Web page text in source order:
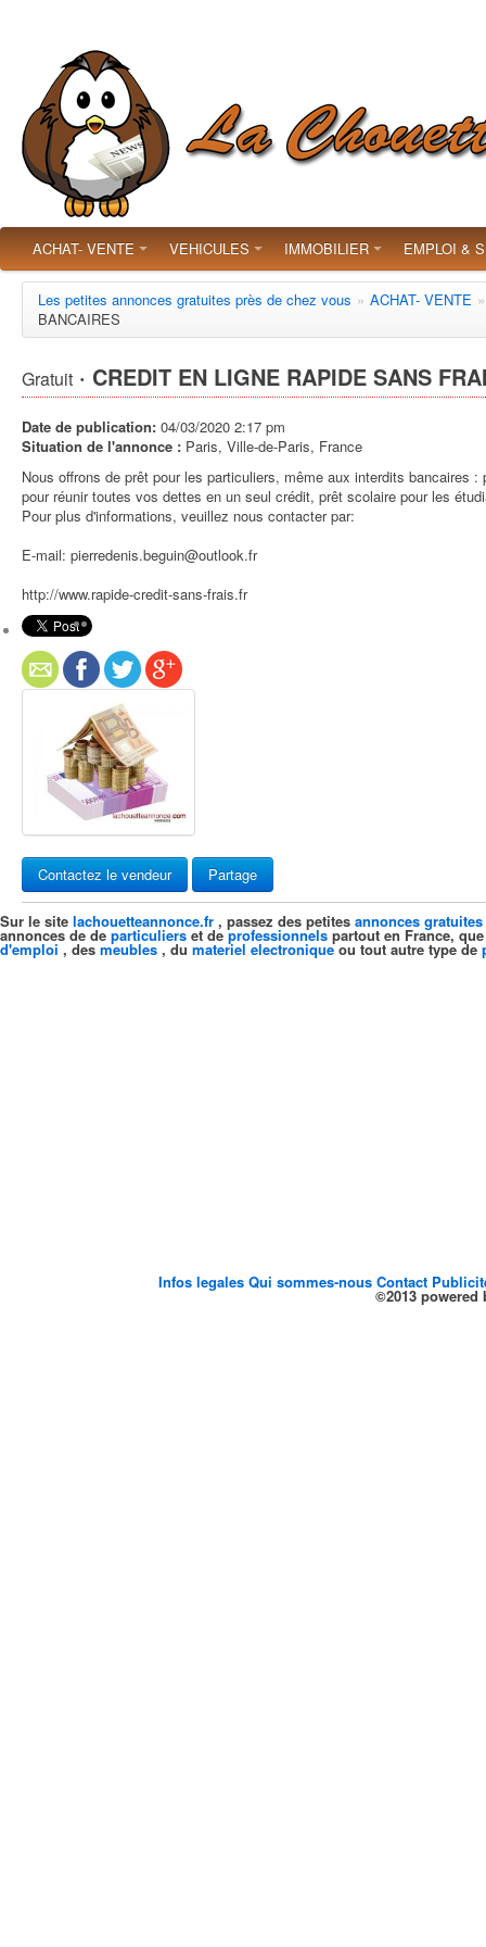
ACHAT- VENTE VEHICULES IMMOBILIER EMPLOI &
Les petites annonces gratuites près de chez vous » ACHAT- VENTE »
BANCAIRES
Gratuit · CREDIT EN LIGNE RAPIDE SANS
Date de publication: 04/03/2020 2:17 pm
Situation de l'annonce : Paris, Ville-de-Paris, France
Nous offrons de prêt pour les particuliers, même aux interdits bancaires
pour réunir toutes vos dettes en un seul crédit, prêt scolaire pour les
Pour plus d'informations, veuillez nous contacter par:
E-mail: pierredenis.beguin@outlook.fr
http://www.rapide-credit-sans-frais.fr
Contactez le vendeur Partage
Sur le site lachouetteannonce.fr , passez des petites annonces gratuites
annonces de de particuliers et deprofessionnels partout en France,
d'emploi , des meubles , du materiel electroniqueou tout autre type de
Infos legalesQui sommes-nousContact
©2013 powered